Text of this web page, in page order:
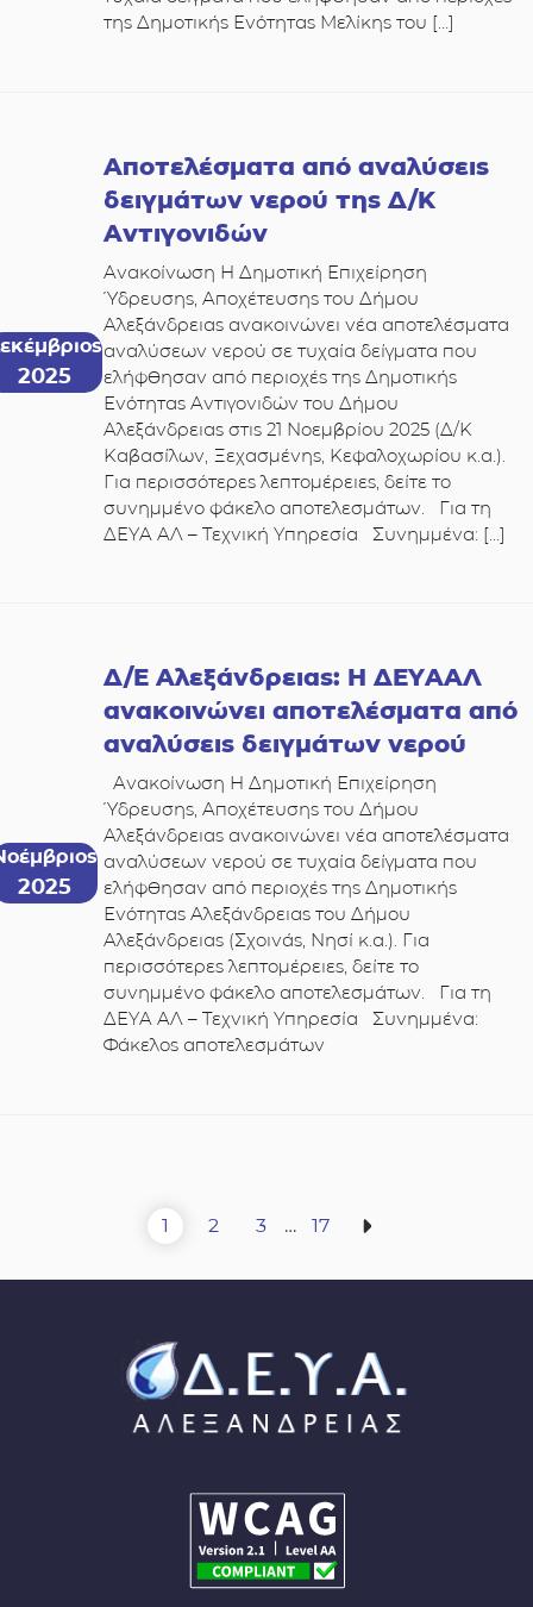
της Δημοτικής Ενότητας Μελίκης του […]
2025
Αποτελέσματα από αναλύσεις
δειγμάτων νερού της Δ/Κ
Αντιγονιδών
Ανακοίνωση Η Δημοτική Επιχείρηση
Ύδρευσης, Αποχέτευσης του Δήμου
Αλεξάνδρειας ανακοινώνει νέα αποτελέσματα
αναλύσεων νερού σε τυχαία δείγματα που
ελήφθησαν από περιοχές της Δημοτικής
Ενότητας Αντιγονιδών του Δήμου
Αλεξάνδρειας στις 21 Νοεμβρίου 2025 (Δ/Κ
Καβασίλων, Ξεχασμένης, Κεφαλοχωρίου κ.α.).
Για περισσότερες λεπτομέρειες, δείτε το
συνημμένο φάκελο αποτελεσμάτων. Για τη
ΔΕΥΑ ΑΛ – Τεχνική Υπηρεσία Συνημμένα: […]
2025
Δ/Ε Αλεξάνδρειας: Η ΔΕΥΑΑΛ
ανακοινώνει αποτελέσματα από
αναλύσεις δειγμάτων νερού
Ανακοίνωση Η Δημοτική Επιχείρηση
Ύδρευσης, Αποχέτευσης του Δήμου
Αλεξάνδρειας ανακοινώνει νέα αποτελέσματα
αναλύσεων νερού σε τυχαία δείγματα που
ελήφθησαν από περιοχές της Δημοτικής
Ενότητας Αλεξάνδρειας του Δήμου
Αλεξάνδρειας (Σχοινάς, Νησί κ.α.). Για
περισσότερες λεπτομέρειες, δείτε το
συνημμένο φάκελο αποτελεσμάτων. Για τη
ΔΕΥΑ ΑΛ – Τεχνική Υπηρεσία Συνημμένα:
Φάκελος αποτελεσμάτων
Σελίδα
1
Σελίδα
2
Σελίδα
3 …
Σελίδα
17
Επόμενη σελίδα